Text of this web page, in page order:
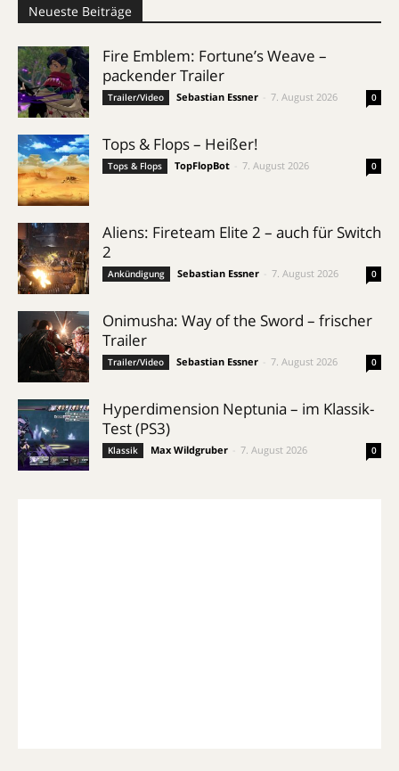
Neueste Beiträge
Fire Emblem: Fortune’s Weave –
packender Trailer
Trailer/Video Sebastian Essner 7. August 2026 0
Tops & Flops – Heißer!
Tops & Flops TopFlopBot 7. August 2026 0
Aliens: Fireteam Elite 2 – auch für Switch
2
Ankündigung Sebastian Essner 7. August 2026 0
Onimusha: Way of the Sword – frischer
Trailer
Trailer/Video Sebastian Essner 7. August 2026 0
Hyperdimension Neptunia – im Klassik-
Test (PS3)
Klassik Max Wildgruber 7. August 2026 0